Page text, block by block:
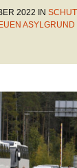
2022 IN